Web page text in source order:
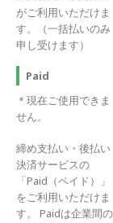
がご利用いただけま
す。（一括払いのみ
申し受けます）
Paid
＊現在ご使用できま
せん。
締め支払い・後払い
決済サービスの
「Paid（ペイド）」
をご利用いただけま
す。 Paidは企業間の